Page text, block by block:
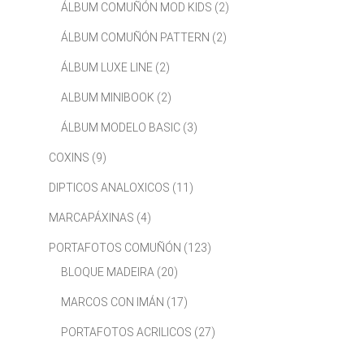
ÁLBUM COMUÑÓN MOD KIDS (2)
ÁLBUM COMUÑÓN PATTERN (2)
ÁLBUM LUXE LINE (2)
ALBUM MINIBOOK (2)
ÁLBUM MODELO BASIC (3)
COXINS (9)
DIPTICOS ANALOXICOS (11)
MARCAPÁXINAS (4)
PORTAFOTOS COMUÑÓN (123)
BLOQUE MADEIRA (20)
MARCOS CON IMÁN (17)
PORTAFOTOS ACRILICOS (27)